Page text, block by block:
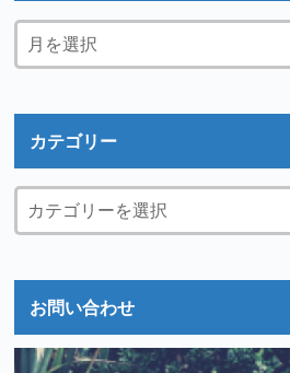
カテゴリー
お問い合わせ